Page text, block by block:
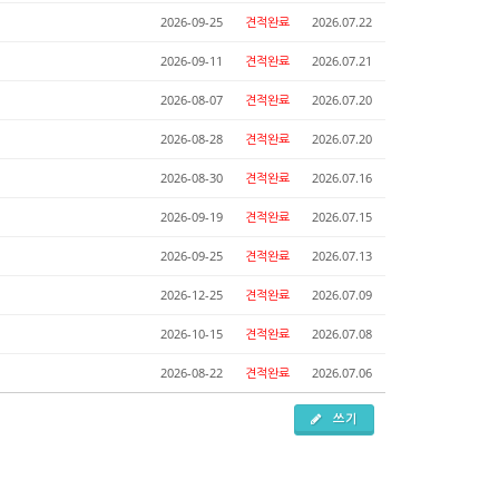
2026-09-25 견적완료 2026.07.22
2026-09-11 견적완료 2026.07.21
2026-08-07 견적완료 2026.07.20
2026-08-28 견적완료 2026.07.20
2026-08-30 견적완료 2026.07.16
2026-09-19 견적완료 2026.07.15
2026-09-25 견적완료 2026.07.13
2026-12-25 견적완료 2026.07.09
2026-10-15 견적완료 2026.07.08
2026-08-22 견적완료 2026.07.06
쓰기